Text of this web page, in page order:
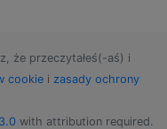
że przeczytałeś(-aś) i
cookie i zasady ochrony
with attribution required.